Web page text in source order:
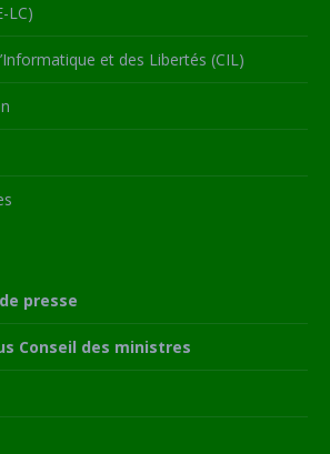
LC)
et des Libertés (CIL)
presse
Conseil des ministres